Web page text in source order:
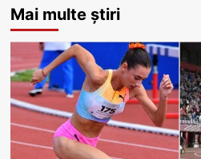
Mai multe știri